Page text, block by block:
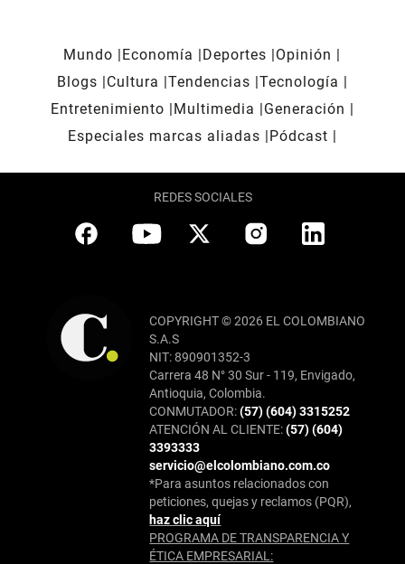
Mundo Economía Deportes
Opinión
Blogs
Cultura Tendencias Tecnología
Entretenimiento
Multimedia
Generación
Especiales marcas aliadas
Pódcast
REDES SOCIALES
COPYRIGHT © 2026 EL COLOMBIANO
S.A.S
NIT: 890901352-3
Carrera 48 N° 30 Sur - 119, Envigado,
Antioquia, Colombia.
CONMUTADOR:(57) (604) 3315252
ATENCIÓN AL CLIENTE:(57) (604)
3393333
servicio@elcolombiano.com.co
*Para asuntos relacionados con
peticiones, quejas y reclamos (PQR),
haz clic aquí
PROGRAMA DE TRANSPARENCIA Y
ÉTICA EMPRESARIAL: